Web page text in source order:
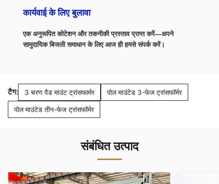
कार्यवाई के लिए बुलावा
एक अनुरूपित कोटेशन और तकनीकी प्रस्ताव प्राप्त करें—अपने
सामुदायिक बिजली समाधान के लिए आज ही हमसे संपर्क करें।
टैग: 3 चरण पैड माउंट ट्रांसफार्मर पोल माउंटेड 3-फेज ट्रांसफॉर्मर
पोल माउंटेड तीन-फेज ट्रांसफॉर्मर
संबंधित उत्पाद